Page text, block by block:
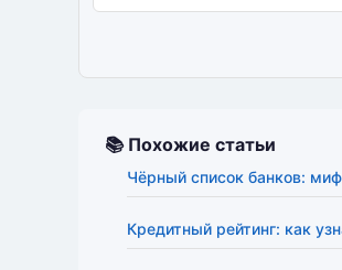
📚 Похожие статьи
Чёрный список банков:
Кредитный рейтинг: как